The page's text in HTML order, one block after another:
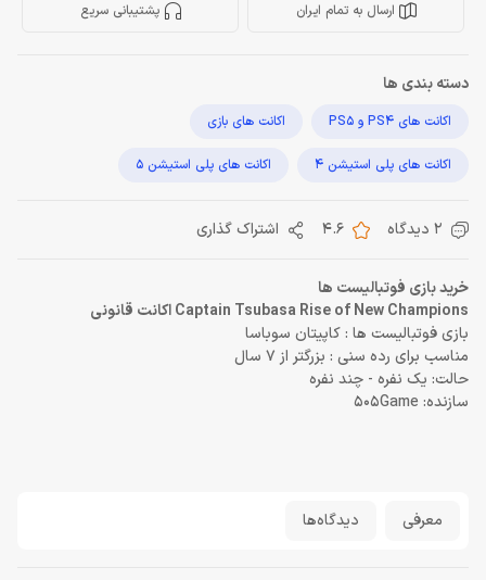
ارسال به تمام ایران پشتیبانی سریع
دسته بندی ها
اکانت های PS4 و PS5 اکانت های بازی
اکانت های پلی استیشن 4 اکانت های پلی استیشن 5
2 دیدگاه 4.6 اشتراک گذاری
خرید بازی فوتبالیست ها
Captain Tsubasa Rise of New Champions اکانت قانونی
بازی فوتبالیست ها : کاپیتان سوباسا
مناسب برای رده سنی : بزرگتر از 7 سال
حالت: یک نفره - چند نفره
سازنده: 505Game
معرفی دیدگاه‌ها